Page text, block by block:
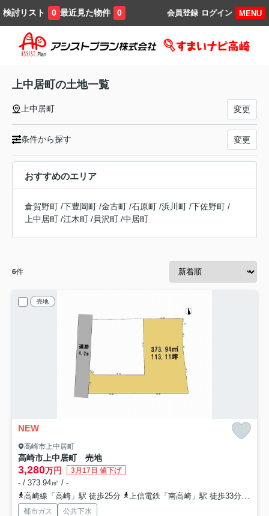
検討リスト 0 最近見た物件 0 MENU
ログイン
会員登録
上中居町の土地一覧
上中居町 変更
条件から探す 変更
おすすめのエリア
倉賀野町 /下豊岡町 /金古町 /石原町 /浜川町 /下佐野町 /
上中居町 /江木町 /貝沢町 /中居町
6件
売地
NEW
高崎市上中居町
高崎市上中居町 売地
3,280万円 3月17日 値下げ
- / 373.94㎡ / -
高崎線「高崎」駅 徒歩25分
上信電鉄「南高崎」駅 徒歩33分
都市ガス 公共下水